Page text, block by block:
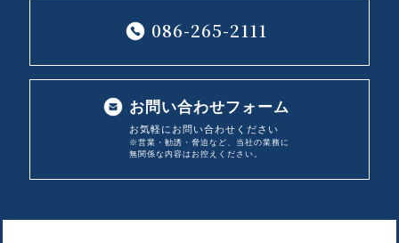
086-265-2111
お問い合わせフォーム
お気軽にお問い合わせください
※営業・勧誘・脅迫など、当社の業務に
無関係な内容は お控えください。